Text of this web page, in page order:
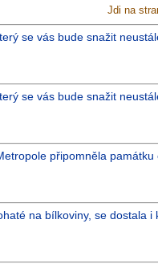
Jdi na
se vás bude snažit
se vás bude snažit
připomněla
na bílkoviny, se dostala